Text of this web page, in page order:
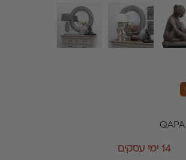
QAPA
14 ימי עסקים